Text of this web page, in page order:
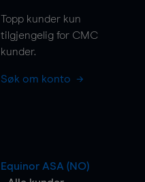
Topp kunder kun
tilgjengelig for CMC
kunder.
Søk om konto
Equinor ASA (NO)